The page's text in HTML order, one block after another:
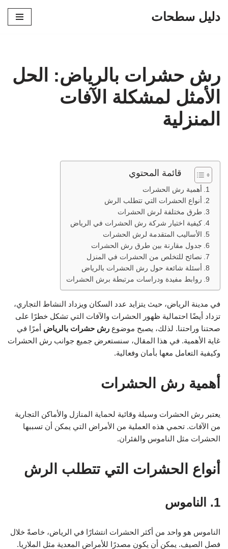
دليل سطحات
رش حشرات بالرياض: الحل
الأمثل لمشكلة الآفات
المنزلية
قائمة المحتوي
أهمية رش الحشرات
أنواع الحشرات التي تتطلب الرش
طرق مختلفة لرش الحشرات
كيفية اختيار شركة رش الحشرات في الرياض
الأساليب المتقدمة لرش الحشرات
جدول مقارنة بين طرق رش الحشرات
نصائح للتخلص من الحشرات في المنزل
أسئلة شائعة حول رش الحشرات بالرياض
روابط مفيدة ودراسات مرتبطة برش الحشرات
في مدينة الرياض، حيث يتزايد عدد السكان ويزداد النشاط التجاري،
تزداد أيضًا احتمالية ظهور الحشرات والآفات التي تشكل خطرًا على
صحتنا وراحتنا. لذلك، يصبح موضوع رش حشرات بالرياض أمرًا في
غاية الأهمية. في هذا المقال، سنستعرض جميع جوانب رش الحشرات
وكيفية التعامل معها بأمان وفعالية.
أهمية رش الحشرات
يعتبر رش الحشرات وسيلة وقائية لحماية المنازل والأماكن التجارية
من الآفات. تحمي هذه العملية من الأمراض التي يمكن أن تسببها
الحشرات مثل الناموس والفئران.
أنواع الحشرات التي تتطلب الرش
1. الناموس
الناموس هو واحد من أكثر الحشرات انتشارًا في الرياض، خاصةً خلال
فصل الصيف. يمكن أن يكون مصدرًا للأمراض المعدية مثل الملاريا.